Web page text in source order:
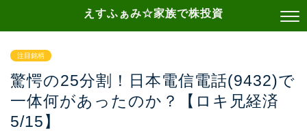
えすふぁみ☆家族で株投資
注目銘柄
驚愕の25分割！日本電信電話(9432)で
一体何があったのか？【ロキ兄経済
5/15】